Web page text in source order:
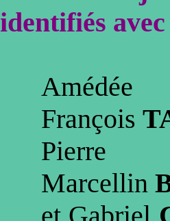
identifiés
François
Marcellin